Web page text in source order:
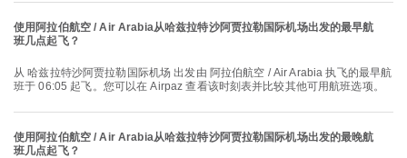
使用阿拉伯航空 / Air Arabia从哈兹拉特沙阿贾拉勒国际机场出发的最早航
班几点起飞？
从 哈兹拉特沙阿贾拉勒国际机场 出发由 阿拉伯航空 / Air Arabia 执飞的最早航
班于 06:05 起飞。您可以在 Airpaz 查看该时刻表并比较其他可用航班选项。
使用阿拉伯航空 / Air Arabia从哈兹拉特沙阿贾拉勒国际机场出发的最晚航
班几点起飞？